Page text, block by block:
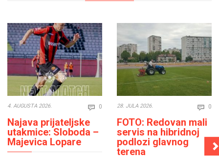
4. AUGUSTA 2026.  0 Comments
Najava prijateljske
utakmice: Sloboda –
Majevica Lopare
28. JULA 2026.  0
FOTO: Redovan mali
servis na hibridnoj
podlozi glavnog
terena